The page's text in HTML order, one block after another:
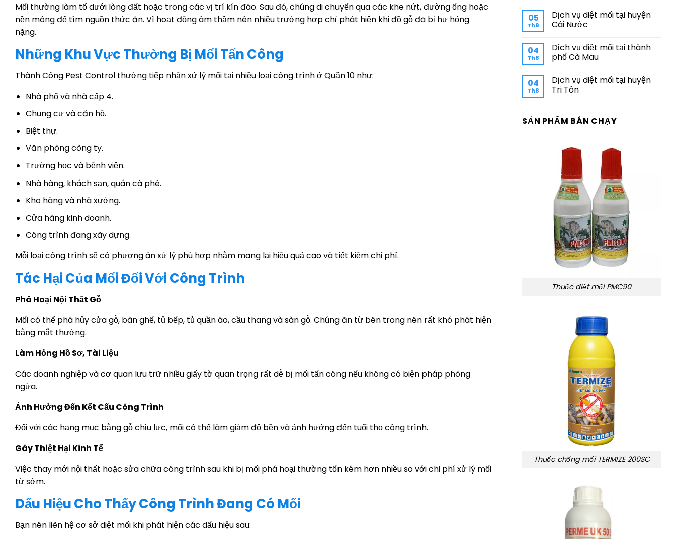
Mối thường làm tổ dưới lòng đất hoặc trong các vị trí kín đáo. Sau đó, chúng di chuyển qua các khe nứt, đường ống hoặc
nền móng để tìm nguồn thức ăn. Vì hoạt động âm thầm nên nhiều trường hợp chỉ phát hiện khi đồ gỗ đã bị hư hỏng
nặng.
Những Khu Vực Thường Bị Mối Tấn Công
Thành Công Pest Control thường tiếp nhận xử lý mối tại nhiều loại công trình ở Quận 10 như:
Nhà phố và nhà cấp 4.
Chung cư và căn hộ.
Biệt thự.
Văn phòng công ty.
Trường học và bệnh viện.
Nhà hàng, khách sạn, quán cà phê.
Kho hàng và nhà xưởng.
Cửa hàng kinh doanh.
Công trình đang xây dựng.
Mỗi loại công trình sẽ có phương án xử lý phù hợp nhằm mang lại hiệu quả cao và tiết kiệm chi phí.
Tác Hại Của Mối Đối Với Công Trình
Phá Hoại Nội Thất Gỗ
Mối có thể phá hủy cửa gỗ, bàn ghế, tủ bếp, tủ quần áo, cầu thang và sàn gỗ. Chúng ăn từ bên trong nên rất khó phát hiện
bằng mắt thường.
Làm Hỏng Hồ Sơ, Tài Liệu
Các doanh nghiệp và cơ quan lưu trữ nhiều giấy tờ quan trọng rất dễ bị mối tấn công nếu không có biện pháp phòng
ngừa.
Ảnh Hưởng Đến Kết Cấu Công Trình
Đối với các hạng mục bằng gỗ chịu lực, mối có thể làm giảm độ bền và ảnh hưởng đến tuổi thọ công trình.
Gây Thiệt Hại Kinh Tế
Việc thay mới nội thất hoặc sửa chữa công trình sau khi bị mối phá hoại thường tốn kém hơn nhiều so với chi phí xử lý mối
từ sớm.
Dấu Hiệu Cho Thấy Công Trình Đang Có Mối
Bạn nên liên hệ cơ sở diệt mối khi phát hiện các dấu hiệu sau:
05
Th8
Dịch vụ diệt mối tại huyện
Cái Nước
04
Th8
Dịch vụ diệt mối tại thành
phố Cà Mau
04
Th8
Dịch vụ diệt mối tại huyện
Tri Tôn
SẢN PHẨM BÁN CHẠY
Thuốc diệt mối PMC90
Thuốc chống mối TERMIZE 200SC